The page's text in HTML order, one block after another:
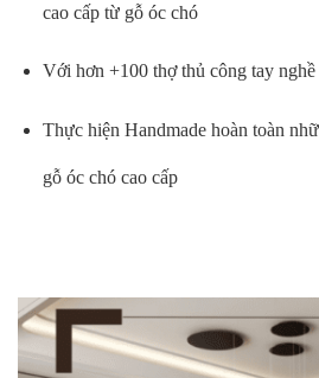
cao cấp từ gỗ óc chó
Với hơn +100 thợ thủ công tay
Thực hiện Handmade hoàn toàn
gỗ óc chó cao cấp